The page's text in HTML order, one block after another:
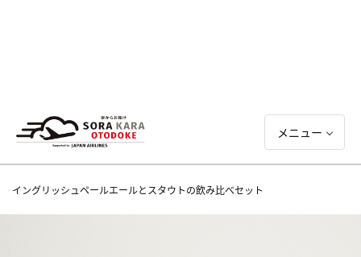
メニュー
イングリッシュペールエールとスタウトの飲み比べセット